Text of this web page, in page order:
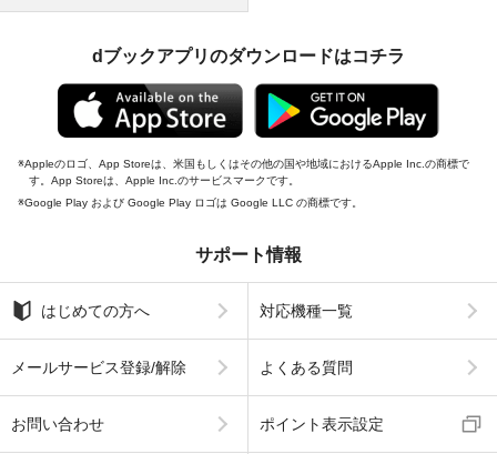
dブックアプリのダウンロードはコチラ
Appleのロゴ、App Storeは、米国もしくはその他の国や地域におけるApple Inc.の商標で
す。App Storeは、Apple Inc.のサービスマークです。
Google Play および Google Play ロゴは Google LLC の商標です。
サポート情報
はじめての方へ 対応機種一覧
メールサービス登録/解除 よくある質問
お問い合わせ ポイント表示設定